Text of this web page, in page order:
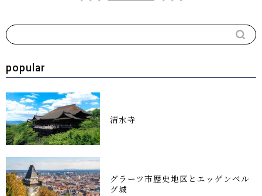
popular
清水寺
グラーツ市歴史地区とエッゲンベル
グ城